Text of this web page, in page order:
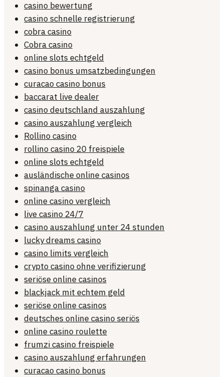
casino bewertung
casino schnelle registrierung
cobra casino
Cobra casino
online slots echtgeld
casino bonus umsatzbedingungen
curacao casino bonus
baccarat live dealer
casino deutschland auszahlung
casino auszahlung vergleich
Rollino casino
rollino casino 20 freispiele
online slots echtgeld
ausländische online casinos
spinanga casino
online casino vergleich
live casino 24/7
casino auszahlung unter 24 stunden
lucky dreams casino
casino limits vergleich
crypto casino ohne verifizierung
seriöse online casinos
blackjack mit echtem geld
seriöse online casinos
deutsches online casino seriös
online casino roulette
frumzi casino freispiele
casino auszahlung erfahrungen
curacao casino bonus